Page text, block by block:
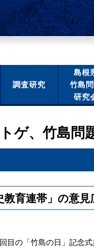
調査研究
島根
竹島
研究
ゲ、竹島問
教育連帯」の意
目の「竹島の日」記念